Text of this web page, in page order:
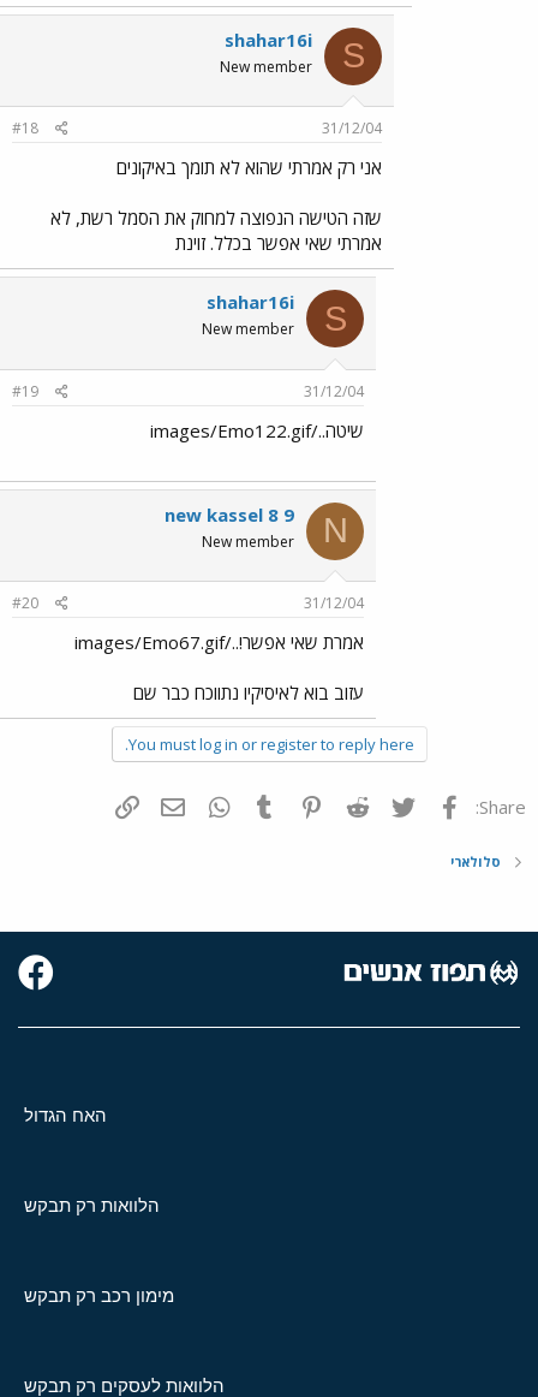
S
shahar16i
New member
31/12/04
#18
אני רק אמרתי שהוא לא תומך באיקונים
שזה הטישה הנפוצה למחוק את הסמל רשת, לא
אמרתי שאי אפשר בכלל. זוינת
S
shahar16i
New member
31/12/04
#19
שיטה../images/Emo122.gif
N
new kassel 8 9
New member
31/12/04
#20
אמרת שאי אפשר!../images/Emo67.gif
עזוב בוא לאיסיקיו נתווכח כבר שם
You must log in or register to reply here.
Share: פייסבוק Twitter
Reddit
Pinterest
Tumblr
WhatsAppדואר אלקטרוני
סלולארי
האח הגדול
הלוואות רק תבקש
מימון רכב רק תבקש
הלוואות לעסקים רק תבקש